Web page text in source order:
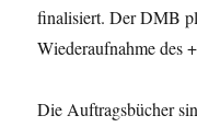
finalisiert. Der DMB
Wiederaufnahme des
Die Auftragsbücher